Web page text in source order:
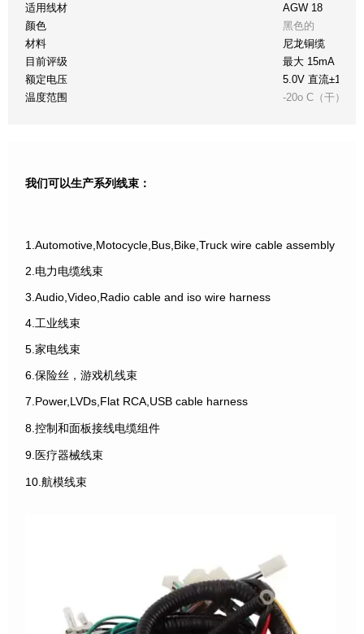
适用线材
AGW 18
颜色
黑色的
材料
尼龙铜缆
目前评级
最大 15mA
额定电压
5.0V 直流±10%
温度范围
-20o C（干）至
我们可以生产系列线束：
1.Automotive,Motocycle,Bus,Bike,Truck wire cable assembly
2.电力电缆线束
3.Audio,Video,Radio cable and iso wire harness
4.工业线束
5.家电线束
6.保险丝，游戏机线束
7.Power,LVDs,Flat RCA,USB cable harness
8.控制和面板接线电缆组件
9.医疗器械线束
10.航模线束